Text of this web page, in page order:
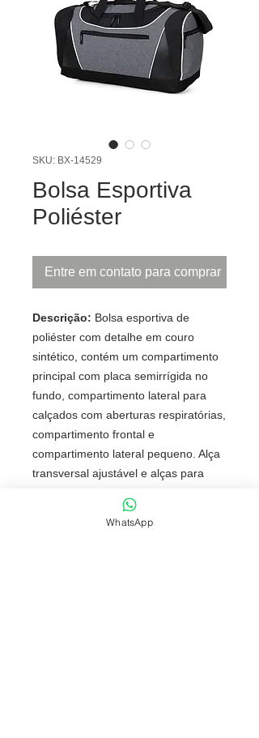
SKU: BX-14529
Bolsa Esportiva
Poliéster
Entre em contato para comprar
Descrição: Bolsa esportiva de
poliéster com detalhe em couro
sintético, contém um compartimento
principal com placa semirrígida no
fundo, compartimento lateral para
calçados com aberturas respiratórias,
compartimento frontal e
compartimento lateral pequeno. Alça
transversal ajustável e alças para
Material: Poliéster 300D
Altura: 31 cm | Comprimento: 56 cm
WhatsApp